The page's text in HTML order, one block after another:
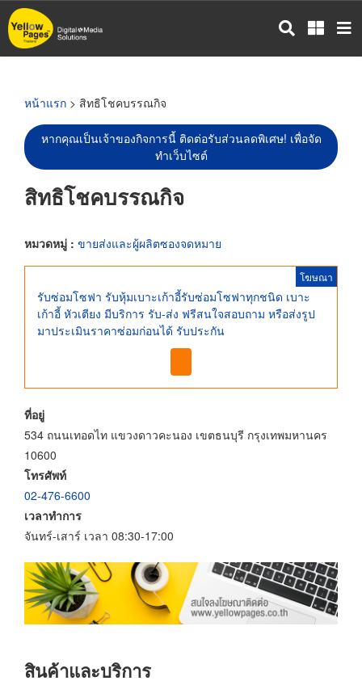
ข้าม
ไป
หน้าแรก > สิทธิโชคบรรณกิจ
หากคุณเป็นเจ้าของกิจการนี้ ติดต่อรับส่วนลดพิเศษ! เพื่อจัด
ทำเว็บไซต์
สิทธิโชคบรรณกิจ
หมวดหมู่ : ขายส่งและผู้ผลิตซองจดหมาย
โฆษณา
รับซ่อมโซฟา รับหุ้มเบาะเก้าอี้รับซ่อมโซฟาทุกชนิด เบาะ
เก้าอี้ หัวเตียง มีบริการ รับ-ส่ง ฟรีสนใจสอบถาม หรือส่งรูป
มาประเมินราคาซ่อมก่อนได้ รับประกัน
ที่อยู่
534 ถนนเทอดไท แขวงดาวคะนอง เขตธนบุรี กรุงเทพมหานคร
10600
โทรศัพท์
02-476-6600
เวลาทำการ
จันทร์-เสาร์ เวลา 08:30-17:00
สินค้าและบริการ